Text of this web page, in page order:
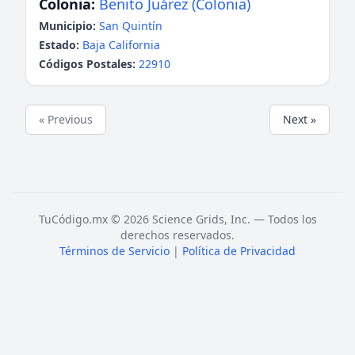
Colonia: Benito Juárez (Colonia)
Municipio: San Quintín
Estado: Baja California
Códigos Postales: 22910
« Previous Next »
TuCódigo.mx © 2026 Science Grids, Inc. — Todos los
derechos reservados.
Términos de Servicio | Política de Privacidad